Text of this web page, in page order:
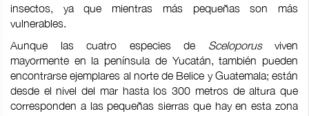
insectos, ya que mientras más pequeñas son más
vulnerables.
Aunque las cuatro especies de Sceloporus viven
mayormente en la península de Yucatán, también pueden
encontrarse ejemplares al norte de Belice y Guatemala; están
desde el nivel del mar hasta los 300 metros de altura que
corresponden a las pequeñas sierras que hay en esta zona